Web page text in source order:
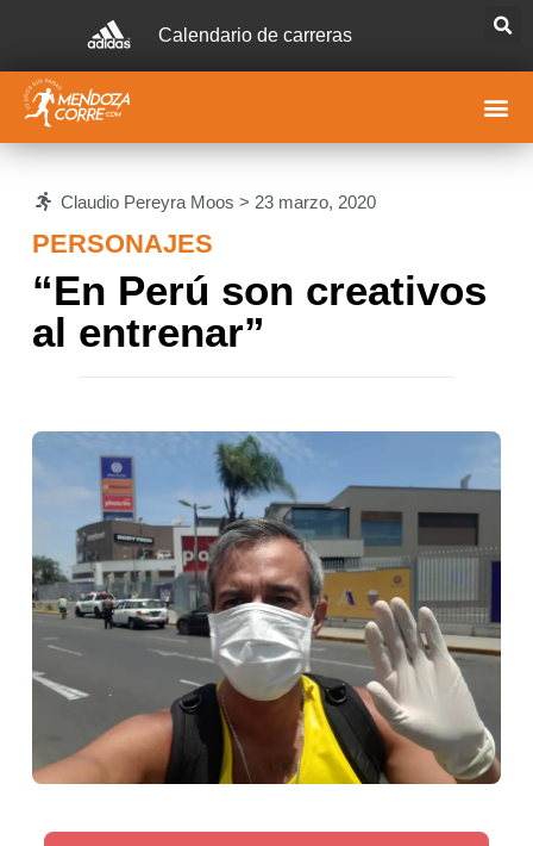
Calendario de carreras
Claudio Pereyra Moos > 23 marzo, 2020
PERSONAJES
“En Perú son creativos
al entrenar”